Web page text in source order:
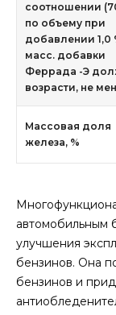
соотношении
по объему при
добавлении 1,0
масс. добавки
Феррада -Э
возрасти, не
Массовая доля
железа, %
автомобильным
улучшения
бензинов. Она
бензинов и